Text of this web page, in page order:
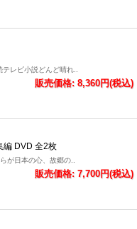
レビ小説どんど晴れ..
販売価格: 8,360円(税込)
編 DVD 全2枚
が日本の心、故郷の..
販売価格: 7,700円(税込)